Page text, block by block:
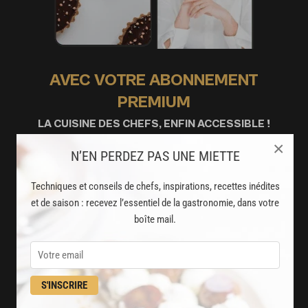
N’EN PERDEZ PAS UNE MIETTE
Techniques et conseils de chefs, inspirations, recettes inédites
et de saison : recevez l’essentiel de la gastronomie, dans votre
boîte mail.
S'INSCRIRE
×
AVEC VOTRE ABONNEMENT
PREMIUM
LA CUISINE DES CHEFS, ENFIN ACCESSIBLE !
recettes exclusives
partagées par vos chefs préférés
2000
vidéos de recettes
et techniques de cuisine et pâtisserie
Des nouveautés
disponibles chaque semaine